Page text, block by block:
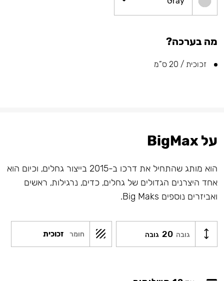
מה בערכה?
זכוכית / 20 ס”מ
על BigMax
הוא מותג שהתחיל את דרכו ב-2015 בייצור גחלים, וכיום הוא
אחד היצרנים הגדולים של גחלים, כדים, נרגילות, ראשים
ואביזרים נוספים Big Maks.
גובה 20 גובה חומר זכוכית